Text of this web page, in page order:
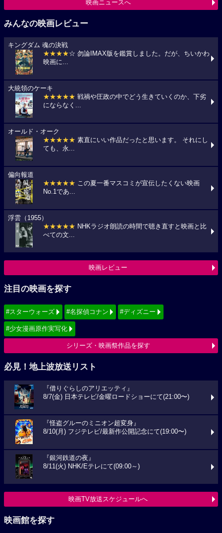
映画ニュースへ
みんなの映画レビュー
キングダム 魂の決戦
★★★★☆ 勿論IMAX版を鑑賞しました。だが、ちいかわ
映画に...
大統領のケーキ
★★★★★ 戦禍や圧政の中でどう生きていくのか、下劣
にならなく...
オールド・オーク
★★★★★ 素直にいい作品だったと思います。 それにし
ても、永...
偏向報道
★★★★★ この夏一番マスコミが宣伝したくない映画
No.1であ...
浮雲（1955）
★★★★★ NHKラジオ朗読の時間で聴き直すと映画と比
べての文...
映画レビュー
注目の映画を探す
#スターウォーズ #名探偵コナン #ディズニー
#少女漫画原作実写化
シリーズ・映画祭作品を探す
必見！地上波放送リスト
『借りぐらしのアリエッティ』
8/7(金) 日本テレビ/金曜ロードショーにて(21:00〜)
『怪盗グルーのミニオン超変身』
8/10(月) フジテレビ/最新作公開記念にて(19:00〜)
『銀河鉄道の夜』
8/11(火) NHK/Eテレにて(09:00～)
映画TV放送スケジュールへ
映画館を探す